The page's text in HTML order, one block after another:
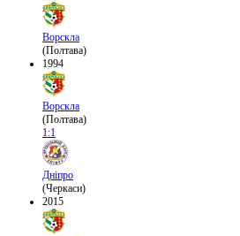
Ворскла
(Полтава)
1994
Ворскла
(Полтава)
1:1
Дніпро
(Черкаси)
2015